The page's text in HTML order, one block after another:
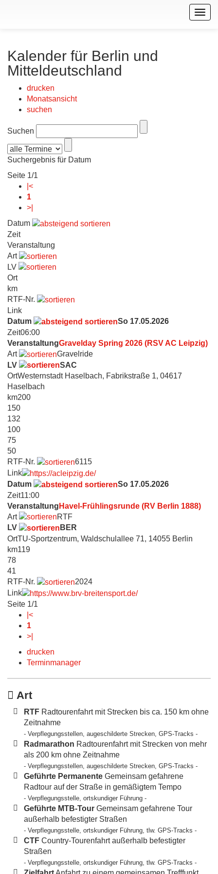
Kalender für Berlin und
Mitteldeutschland
drucken
Monatsansicht
suchen
Suchen
Suchergebnis für Datum
Seite 1/1
|<
1
>|
Datum
Zeit
Veranstaltung
Art
LV
Ort
km
RTF-Nr.
Link
Datum
So 17.05.2026
Zeit06:00
VeranstaltungGravelday Spring 2026 (RSV AC Leipzig)
Art
Gravelride
LV
SAC
OrtWesternstadt Haselbach, Fabrikstraße 1, 04617
Haselbach
km200
150
132
100
75
50
RTF-Nr.
6115
Link
Datum
So 17.05.2026
Zeit11:00
Veranstaltung Havel-Frühlingsrunde (RV Berlin 1888)
Art
RTF
LV
BER
OrtTU-Sportzentrum, Waldschulallee 71, 14055 Berlin
km119
78
41
RTF-Nr.
2024
Link
Seite 1/1
|<
1
>|
drucken
Terminmanager
Art
RTF Radtourenfahrt mit Strecken bis ca. 150 km ohne
Zeitnahme
- Verpflegungsstellen, augeschilderte Strecken, GPS-Tracks -
Radmarathon Radtourenfahrt mit Strecken von mehr
als 200 km ohne Zeitnahme
- Verpflegungsstellen, augeschilderte Strecken, GPS-Tracks -
Geführte Permanente Gemeinsam gefahrene
Radtour auf der Straße in gemäßigtem Tempo
- Verpflegungsstelle, ortskundiger Führung -
Geführte MTB-Tour Gemeinsam gefahrene Tour
außerhalb befestigter Straßen
- Verpflegungsstelle, ortskundiger Führung, tlw. GPS-Tracks -
CTF Country-Tourenfahrt außerhalb befestigter
Straßen
- Verpflegungsstelle, ortskundiger Führung, tlw. GPS-Tracks -